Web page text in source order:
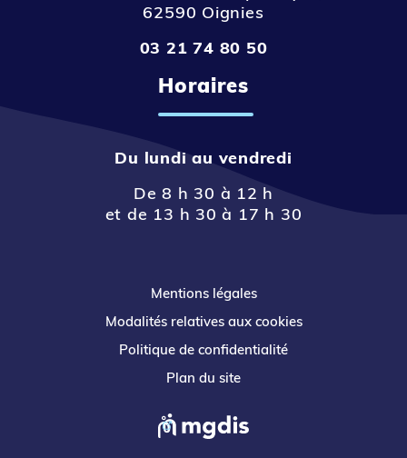
62590 Oignies
03 21 74 80 50
Horaires
Du lundi au vendredi
De 8 h 30 à 12 h
et de 13 h 30 à 17 h 30
Mentions légales
Modalités relatives aux cookies
Politique de confidentialité
Plan du site